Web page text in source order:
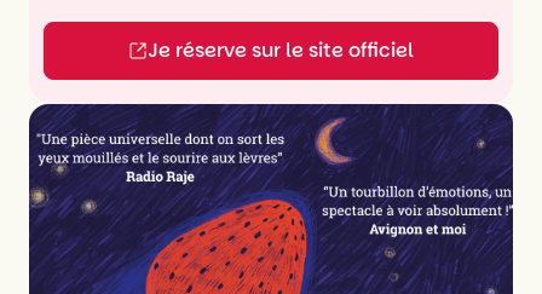
Je réserve sur le site officiel